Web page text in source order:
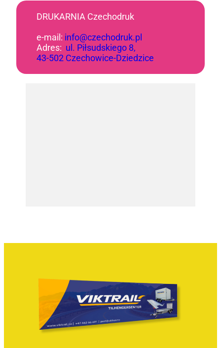
DRUKARNIA Czechodruk
e-mail: info@czechodruk.pl
Adres: ul. Piłsudskiego 8,
43-502 Czechowice-Dziedzice